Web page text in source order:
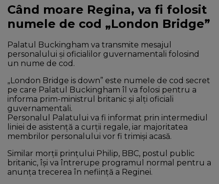
Când moare Regina, va fi folosit
numele de cod „London Bridge”
Palatul Buckingham va transmite mesajul
personalului și oficialilor guvernamentali folosind
un nume de cod.
„London Bridge is down” este numele de cod secret
pe care Palatul Buckingham îl va folosi pentru a
informa prim-ministrul britanic și alți oficiali
guvernamentali.
Personalul Palatului va fi informat prin intermediul
liniei de asistență a curții regale, iar majoritatea
membrilor personalului vor fi trimiși acasă.
Similar morții prințului Philip, BBC, postul public
britanic, își va întrerupe programul normal pentru a
anunța trecerea în neființă a Reginei.